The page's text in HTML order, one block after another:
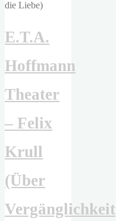
E.T.A.
Hoffmann
Theater
– Felix
Krull
(Über
Vergänglichkeit